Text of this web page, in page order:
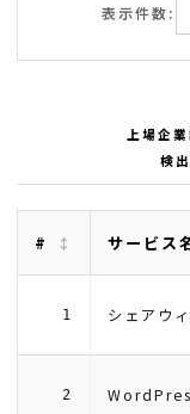
表示件数:
上場企
検
# サービス
1 シェアウ
2